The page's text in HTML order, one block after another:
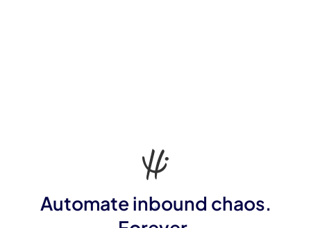
Automate inbound chaos.